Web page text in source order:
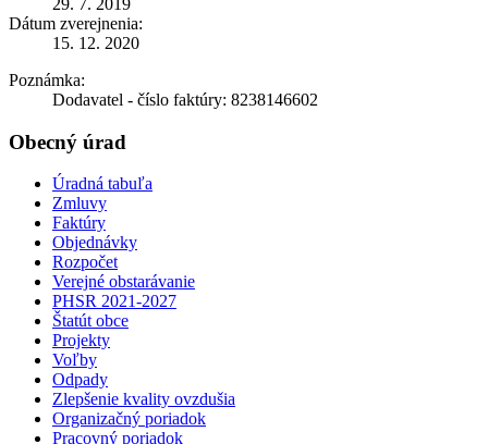
Dátum zverejnenia:
15. 12. 2020
Poznámka:
Dodavatel - číslo faktúry: 8238146602
Obecný úrad
Úradná tabuľa
Zmluvy
Faktúry
Objednávky
Rozpočet
Verejné obstarávanie
PHSR 2021-2027
Štatút obce
Projekty
Voľby
Odpady
Zlepšenie kvality ovzdušia
Organizačný poriadok
Pracovný poriadok